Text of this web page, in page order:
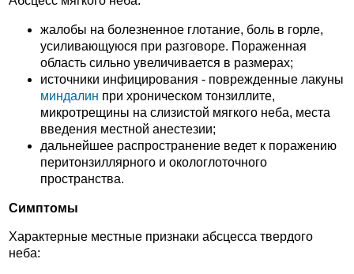
жалобы на болезненное глотание, боль в горле,
усиливающуюся при разговоре. Пораженная
область сильно увеличивается в размерах;
источники инфицирования - поврежденные лакуны
миндалин при хроническом тонзиллите,
микротрещины на слизистой мягкого неба, места
введения местной анестезии;
дальнейшее распространение ведет к поражению
перитонзиллярного и окологлоточного
пространства.
Симптомы
Характерные местные признаки абсцесса твердого
неба: